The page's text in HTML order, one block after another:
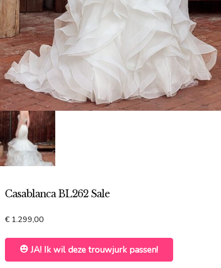
Casablanca BL262 Sale
€1.299,00
JA! Ik wil deze trouwjurk passen!